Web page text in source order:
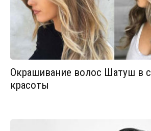
Окрашивание волос Шатуш в
красоты